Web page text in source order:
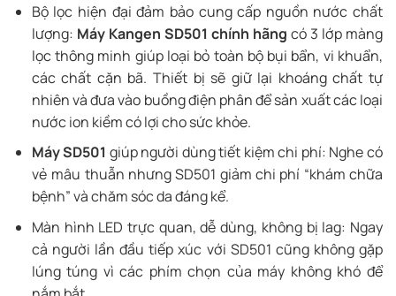
Bộ lọc hiện đại đảm bảo cung cấp nguồn nước chất
lượng: Máy Kangen SD501 chính hãng có 3 lớp màng
lọc thông minh giúp loại bỏ toàn bộ bụi bẩn, vi khuẩn,
các chất cặn bã. Thiết bị sẽ giữ lại khoáng chất tự
nhiên và đưa vào buồng điện phân để sản xuất các loại
nước ion kiềm có lợi cho sức khỏe.
Máy SD501 giúp người dùng tiết kiệm chi phí: Nghe có
vẻ mâu thuẫn nhưng SD501 giảm chi phí “khám chữa
bệnh” và chăm sóc da đáng kể.
Màn hình LED trực quan, dễ dùng, không bị lag: Ngay
cả người lần đầu tiếp xúc với SD501 cũng không gặp
lúng túng vì các phím chọn của máy không khó để